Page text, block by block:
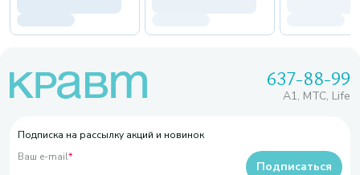
637-88-99
A1, МТС, Life
Подписка на рассылку акций и новинок
Ваш e-mail*
Подписаться